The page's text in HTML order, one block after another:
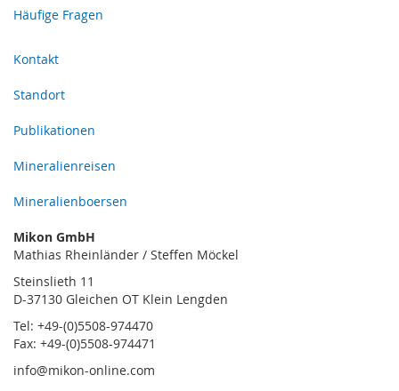
Häufige Fragen
Kontakt
Standort
Publikationen
Mineralienreisen
Mineralienboersen
Mikon GmbH
Mathias Rheinländer / Steffen Möckel
Steinslieth 11
D-37130 Gleichen OT Klein Lengden
Tel: +49-(0)5508-974470
Fax: +49-(0)5508-974471
info@mikon-online.com